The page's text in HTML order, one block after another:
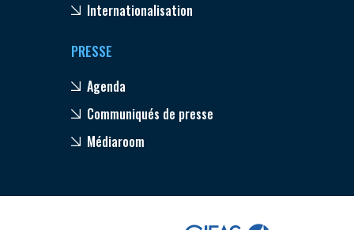
Internationalisation
PRESSE
Agenda
Communiqués de presse
Médiaroom